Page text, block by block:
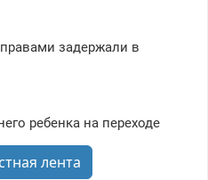
задержали в
ребенка на переходе
лента